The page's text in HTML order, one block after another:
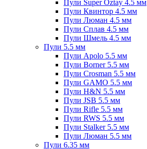
Пули Super Oztay 4.5 мм
Пули Квинтор 4.5 мм
Пули Люман 4.5 мм
Пули Сплав 4.5 мм
Пули Шмель 4.5 мм
Пули 5.5 мм
Пули Apolo 5.5 мм
Пули Borner 5.5 мм
Пули Crosman 5.5 мм
Пули GAMO 5.5 мм
Пули H&N 5.5 мм
Пули JSB 5.5 мм
Пули Rifle 5.5 мм
Пули RWS 5.5 мм
Пули Stalker 5.5 мм
Пули Люман 5.5 мм
Пули 6.35 мм